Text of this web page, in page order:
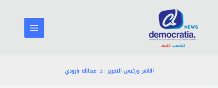
المحتوى
الناشر ورئيس التحرير : د. عبدالله بارودي